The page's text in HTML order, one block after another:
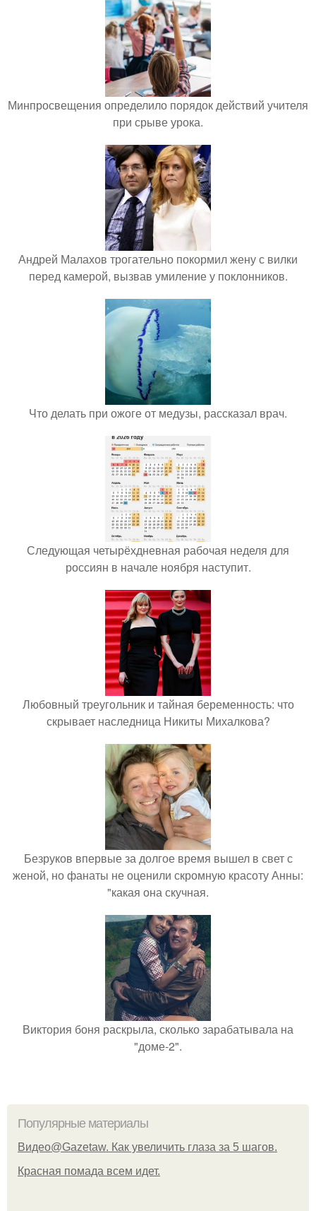
Минпросвещения определило порядок действий учителя
при срыве урока.
Андрей Малахов трогательно покормил жену с вилки
перед камерой, вызвав умиление у поклонников.
Что делать при ожоге от медузы, рассказал врач.
Следующая четырёхдневная рабочая неделя для
россиян в начале ноября наступит.
Любовный треугольник и тайная беременность: что
скрывает наследница Никиты Михалкова?
Безруков впервые за долгое время вышел в свет с
женой, но фанаты не оценили скромную красоту Анны:
"какая она скучная.
Виктория боня раскрыла, сколько зарабатывала на
"доме-2".
Популярные материалы
Видео@Gazetaw. Как увеличить глаза за 5 шагов.
Красная помада всем идет.